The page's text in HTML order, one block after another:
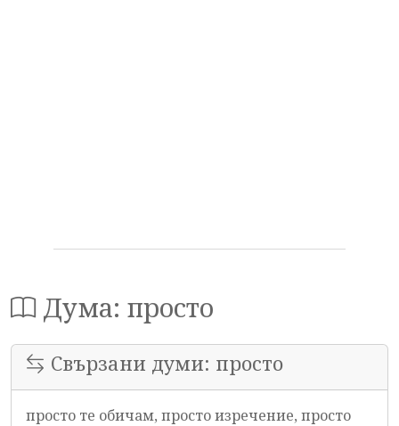
Дума: просто
Свързани думи: просто
просто те обичам, просто изречение, просто